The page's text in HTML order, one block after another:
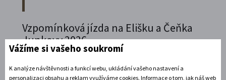
Vzpomínková jízda na Elišku a Čeňka
Junkovy 2026
vzpomenout na naší první českou závodnici,
Vážíme si vašeho soukromí
K analýze návštěvnosti a funkcí webu, ukládání vašeho nastavení a
personalizaci obsahu a reklam využíváme cookies. Informace o tom, jak náš web